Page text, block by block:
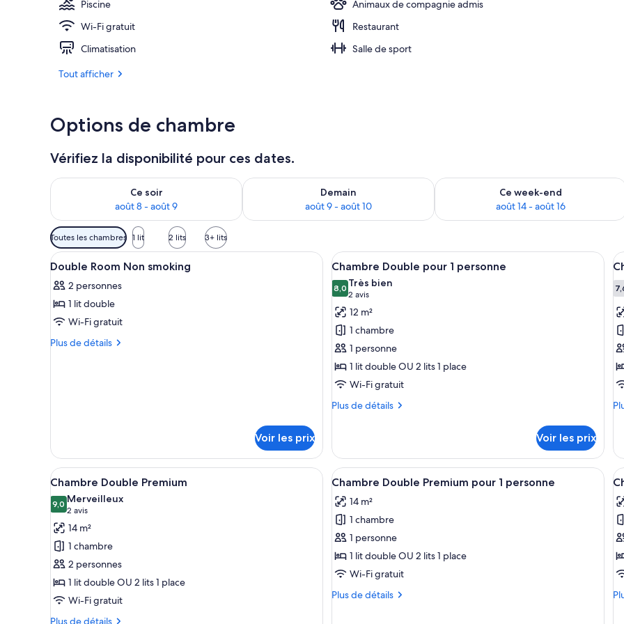
Piscine
Animaux de compagnie admis
Wi-Fi gratuit
Restaurant
Climatisation
Salle de sport
Tout afficher
Options de chambre
Vérifiez la disponibilité pour ces dates.
Ce soir
août 8 - août 9
Vérifier la disponibilité pour ce soir août 8 - août 9
Demain
août 9 - août 10
Vérifier la disponibilité pour demain août 9 - août 10
Ce week-end
août 14 - août 16
Vérifier la disponibilité pour ce week-
Filtres
disponibles
pour
chambres
Toutes les chambres 1 lit 2 lits 3+ lits
Afficher
toutes
les
photos
pour
ce
smoking
Coffres-forts dans les chambres, bureau, fer et planche à repasser
5
Double Room Non smoking
2 personnes
1 lit double
Wi-Fi gratuit
Plus de détails
Plus
Room
Non
smoking
Voir les prix
Afficher
toutes
les
photos
pour
ce
type
de
chambre :
Chambre
1
personne
Une chambre d’hôtel équipée d’un
6
Chambre Double pour 1 personne
8,08,0 sur 10
Très bien
2 avis
(2 avis)
12 m²
1 chambre
1 personne
1 lit double OU 2 lits 1 place
Wi-Fi gratuit
Plus de détails
Plus
le
type
de
Chambre
Double
pour
personne
Voir les prix
le
de
Afficher
toutes
les
photos
pour
ce
type
de
chambre :
Chambre
Une chambre d’hôtel avec un grand lit, des tables de chevet, un bureau, une chaise et un téléviseur fixé au
4
Chambre Double Premium
9,09,0 sur 10
Merveilleux
2 avis
(2 avis)
14 m²
1 chambre
2 personnes
1 lit double OU 2 lits 1 place
Wi-Fi gratuit
Plus de détails
Plus
Afficher
toutes
les
photos
pour
ce
type
chambre :
Une chambre d’hôtel avec un grand
4
Chambre Double Premium pour 1 personne
14 m²
1 chambre
1 personne
1 lit double OU 2 lits 1 place
Wi-Fi gratuit
Plus de détails
Plus